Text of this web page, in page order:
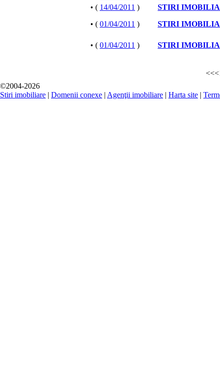
• ( 14/04/2011 )
STIRI
• ( 01/04/2011 ) STIRI
• ( 01/04/2011 ) STIRI
<<<
©2004-2026
Stiri imobiliare | Domenii conexe | Agenţii imobiliare | Harta site |